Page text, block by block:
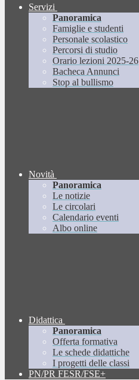
Servizi
Panoramica
Famiglie e studenti
Personale scolastico
Percorsi di studio
Orario lezioni 2025-26
Bacheca Annunci
Stop al bullismo
Novità
Panoramica
Le notizie
Le circolari
Calendario eventi
Albo online
Didattica
Panoramica
Offerta formativa
Le schede didattiche
I progetti delle classi
PN/PR FESR/FSE+